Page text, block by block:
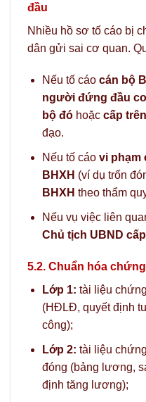
đầu
Nhiều hồ sơ tố cáo bị
dân gửi sai cơ quan.
Nếu tố cáo cán bộ
người đứng đầu
bộ đóhoặc cấp
đạo.
Nếu tố cáo vi phạm
BHXH (ví dụ trốn
BHXH theo thẩm
Nếu vụ việc liên
Chủ tịch UBND
5.2. Chuẩn hóa
Lớp 1: tài liệu
(HĐLĐ, quyết định
công);
Lớp 2: tài liệu
đóng (bảng lương,
định tăng lương);